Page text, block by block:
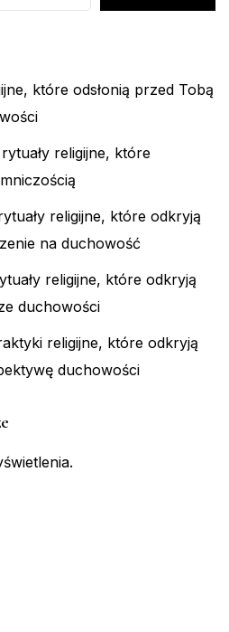
które odsłonią przed Tobą
religijne, które
religijne, które odkryją
na duchowość
religijne, które odkryją
duchowości
religijne, które odkryją
duchowości